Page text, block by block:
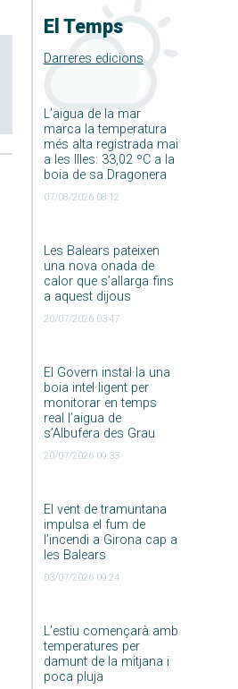
El Temps
Darreres edicions
L’aigua de la mar
marca la temperatura
més alta registrada mai
a les Illes: 33,02 ºC a la
boia de sa Dragonera
07/08/2026 08:12
Les Balears pateixen
una nova onada de
calor que s’allarga fins
a aquest dijous
20/07/2026 03:47
El Govern instal·la una
boia intel·ligent per
monitorar en temps
real l’aigua de
s’Albufera des Grau
20/07/2026 09:33
El vent de tramuntana
impulsa el fum de
l’incendi a Girona cap a
les Balears
03/07/2026 09:24
L’estiu començarà amb
temperatures per
damunt de la mitjana i
poca pluja